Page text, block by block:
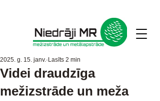
Videi draudzīga
mežizstrāde un meža
2025. g. 15. janv. Lasīts 2 min